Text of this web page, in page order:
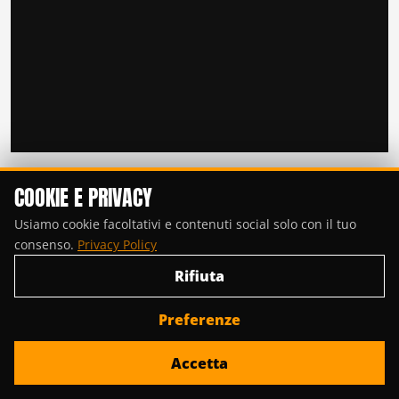
ISCRIVITI ALLA NEWSLETTER
Email
Procedendo accetti la privacy policy
COOKIE E PRIVACY
Usiamo cookie facoltativi e contenuti social solo con il tuo
consenso. Privacy Policy
Rifiuta
Preferenze
Accetta